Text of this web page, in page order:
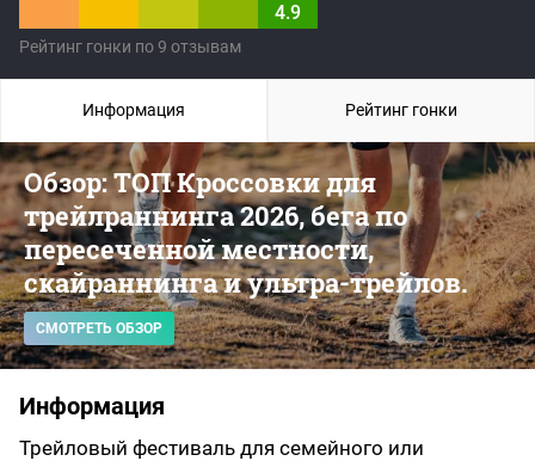
4.9
Рейтинг гонки по 9 отзывам
Обзор: ТОП Кроссовки для
трейлраннинга 2026, бега по
пересеченной местности,
скайраннинга и ультра-трейлов.
СМОТРЕТЬ ОБЗОР
Информация
Трейловый фестиваль для семейного или
Информация Рейтинг гонки